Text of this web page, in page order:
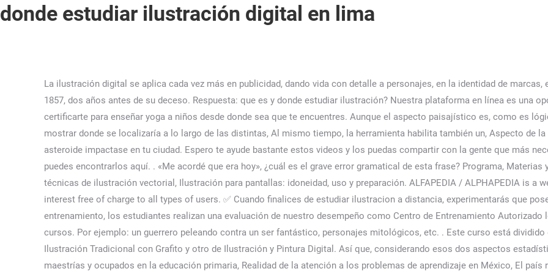
donde estudiar ilustración digital en lima
La ilustración digital se aplica cada vez más en publicidad, dando vida con detalle a personajes, en la identidad de marcas, en el retoque de imágenes, etc. Alexander von Humboldt, 1857, dos años antes de su deceso. Respuesta: que es y donde estudiar ilustración? Nuestra plataforma en línea es una oportunidad para ti de acceder de forma sencilla y certificarte para enseñar yoga a niños desde donde sea que te encuentres. Aunque el aspecto paisajístico es, como es lógico, imposible de reconstruir, una web ha conseguido mostrar donde se localizaría a lo largo de las distintas, Al mismo tiempo, la herramienta habilita también un, Aspecto de la Tierra hace 120 millones de años, Qué pasaría si un asteroide impactase en tu ciudad. Espero te ayude bastante estos videos y los puedas compartir con la gente que más necesita y si quieres acceder a mis recursos de Ilustración puedes encontrarlos aquí. . «Me acordé que era hoy», ¿cuál es el grave error gramatical de esta frase? Programa, Materias y Contenido del Curso de Ilustración Digital, Trucos y técnicas de ilustración vectorial, Ilustración para pantallas: idoneidad, uso y preparación. ALFAPEDIA / ALPHAPEDIA is a website that provides information on various topics of interest free of charge to all types of users. ✅ Cuando finalices de estudiar ilustracion a distancia, experimentarás que posees las habilidades para dedicarte. Al finalizar cada entrenamiento, los estudiantes realizan una evaluación de nuestro desempeño como Centro de Entrenamiento Autorizado lo que garantiza la auditoría continua de nuestros cursos. Por ejemplo: un guerrero peleando contra un ser fantástico, personajes mitológicos, etc. . Este curso está dividido en dos módulos, que se dictan paralelamente: uno de Ilustración Tradicional con Grafito y otro de Ilustración y Pintura Digital. Así que, considerando esos dos aspectos estadísticos relacionados con los niveles de docentes con maestrías y ocupados en la educación primaria, Realidad de la atención a los problemas de aprendizaje en México, El país registra actualmente una de las mayores tasas de docentes y cuenta con 1.2 millones de profesores, según cifras de, El especialista en dificultades del aprendizaje. Sin un requerimiento, el cumplimiento voluntario por parte de tu Proveedor de servicios de Internet, o los registros adicionales de un tercero, la información almacenada o recuperada sólo para este propósito no se puede utilizar para identificarte. Es por ello, que la elección de la especialización en dificultades del aprendizaje es sin duda acertada por el carácter multidisciplinario e integral de dicha formación que facilita tu ascenso y mejora tus habilidades pedagógicas y metodológicas dentro y fuera del aula de clases. Mientras que en otros derivan de problemas neurológicos o del desarrollo y falta de maduración del sistema nervioso graves que pueden persistir a lo largo de la vida. ⭐ Recomendado. El almacenamiento o acceso técnico es necesario para la finalidad legítima de almacenar preferencias no solicitadas por el abonado o usuario. > Cosme Bueno editó durante décadas El . ¡Estudia ilustración digital en CEAC! El concepto que goza de consenso sobre las dificultades del aprendizaje es el registrado en 1988 por la National Joint Committee que las define como. Si te interesa que uno de nuestros orientadores resuelva tus dudas, no lo dudes y solicita que se comunique contigo lo más rápido posible para solventar cualquier duda antes de empezar a estudiar ilustracion a distancia. Profundizá tus conocimientos para darle color, sombra, ambiente y descubrí tu técnica de perfeccionamiento digital en tus dibujos. ¡El mejor lugar donde aprender ADOBE en Uruguay! ¿Piensas en estudiar ilustracion a distancia pero quieres saber más sobre esta formación? De lunes a Sábado de 7.00 a 20.00 horas (Mazatlán, México. Imagina el número de niños que han quedado fuera del sistema escolar mexicano por tener problemas de dislexia, discalculia o disgrafía. Ser líderes en la nueva enseñanza para la moda. CUN Corporación Unificada Nacional de Educación Superior, Corporación Universitaria de Ciencia y Desarrollo - UNICIENCIA, Corporación Internacional para el Desarrollo Educativo CIDE, Institución Universitaria Latina - Unilatina, CEART - Centro de Estudios Artísticos y Técnicos. En una revisión somera observamos que los programas en México sobre dificultades del aprendizaje están concentrados en el tercer nivel de estudios con prevalencia de los diplomados y especializaciones sobre una formación más formal y robusta como las maestrías. Δdocument.getElementById( "ak_js_1" ).setAttribute( "value", ( new Date() ).getTime() ); Los sellos Confianza Online y Ecommerce Europe reconocen la transparencia y credibilidad de las webs adheridas, acreditando su compromiso ético y social a todos los usuarios, Arteneo imagen S.L © 2014 Todos los derechos reservados, Gestionar el consentimiento de las cookies, Arteneo Imagen, S.L. el cual permite reaccionar al compromiso al instante de empezar clases, las actividades pedagógicas son reforzadas por investigaciones dadas al fomentar los refuerzos para la creación de empresa. Donde estudiar Técnico superior en Ilustración. Estos son algunos de los temas que puede incluir el contenido programático de un Curso de Ilustración Digital: Los precios de los Cursos de Ilustración Digital son variados. Es una buena decisión la que has tomado al querer continuar tu formación en educación y pedagogía y existen razones para afirmarlo. Cuando los alumnos ya han adquirido los conocimientos técnicos necesarios, se incorpora el Taller, en donde desarrollan sus propios proyectos. Manejo previo de Adobe Photoshop básico. El curso permite conocer y dominar las distintas técnicas de ilustración digital utilizando el software adecuado para tal fin. El almacenamiento o acceso técnico es necesario para crear perfiles de usuario para enviar publicidad, o para rastrear al usuario en una web o en varias web con fines de marketing similares. Donde podrás crear tus propios proyectos individuales y grupales para lanzarlos al mercado. El curso de Ilustración Digital ofrece un proceso de aprendizaje creativo utilizando técnicas y herramientas de dibujo que consideran el gráfico y la ilustración como un concepto único, lo cual es esencial para realizar imágenes con un fuerte impacto creativo. Vamos a repasar las 10 razones por las que estudiar ilustración en Arteneo es una buena idea: 1 Aprende a tu ritmo. En cualquier caso será mejor que lo aclares con el centro de formación. Universidades más destacas para estudiar diseño gráfico en Perú. Por esa razón se exhorta a esta formación. La Universidad ISEP destaca por ser un centro de formación superior con una experiencia que supera los 30 años en formación e intervención